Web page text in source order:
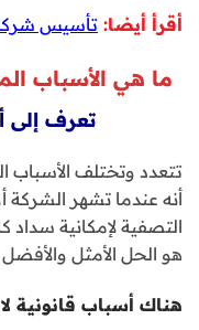
أقرأ أيضا: تأسيس شركة
ما هي الأسباب
تعرف إلى أهم 6 أسباب
تتعدد وتختلف
أنه عندما تشهر الشركة
التصفية لإمكانية سداد
هو الحل الأمثل والأفضل
هناك أسباب قانونية